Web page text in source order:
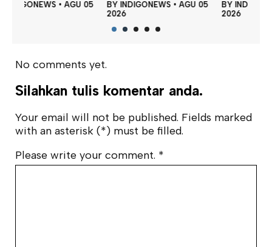
BY INDIGONEWS •
AGU 05
BY INDIGONEWS •
AGU 05
No comments yet.
Silahkan tulis komentar anda.
Your email will not be published. Fields marked
with an asterisk (*) must be filled.
Please write your comment. *